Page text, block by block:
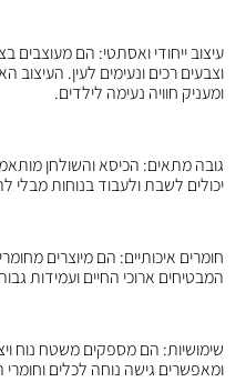
עיצוב ייחודי ואסתטי: הם מעוצבים
וצבעים רכים ונעימים לעין.
ומעניק חוויה נעימה לילדים.
גובה מתאים: הכיסא והשולחן
יכולים לשבת ולעבוד בנוחות מבלי
חומרים איכותיים: הם מיוצרים
המבטיחים ארוכי החיים ועמידות
שימושיות: הם מספקים משטח נוח
ומאפשרים גישה נוחה לכלים